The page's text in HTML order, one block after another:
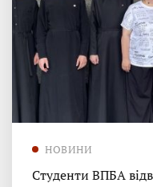
НОВИНИ
Студенти ВПБА